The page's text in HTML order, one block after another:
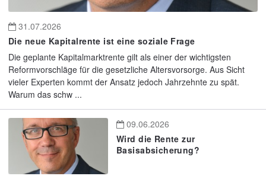
31.07.2026
Die neue Kapitalrente ist eine soziale Frage
Die geplante Kapitalmarktrente gilt als einer der wichtigsten
Reformvorschläge für die gesetzliche Altersvorsorge. Aus Sicht
vieler Experten kommt der Ansatz jedoch Jahrzehnte zu spät.
Warum das schw ...
09.06.2026
Wird die Rente zur
Basisabsicherung?